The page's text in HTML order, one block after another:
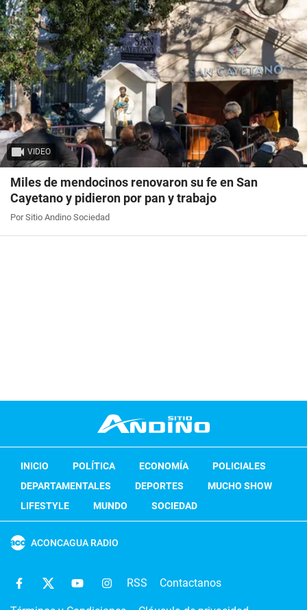
VIDEO
Miles de mendocinos renovaron su fe en San
Cayetano y pidieron por pan y trabajo
Por Sitio Andino Sociedad
INICIO POLÍTICA ECONOMÍA
POLICIALES
DEPARTAMENTALES
DEPORTES
MUCHO SHOW
LIFESTYLE
MUNDO SOCIEDAD
ACONCAGUA RADIO
RSS Contactanos